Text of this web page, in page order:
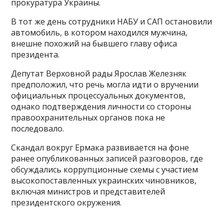
прокуратура Украины.
В тот же день сотрудники НАБУ и САП остановили
автомобиль, в котором находился мужчина,
внешне похожий на бывшего главу офиса
президента.
Депутат Верховной рады Ярослав Железняк
предположил, что речь могла идти о вручении
официальных процессуальных документов,
однако подтверждения личности со стороны
правоохранительных органов пока не
последовало.
Скандал вокруг Ермака развивается на фоне
ранее опубликованных записей разговоров, где
обсуждались коррупционные схемы с участием
высокопоставленных украинских чиновников,
включая министров и представителей
президентского окружения.